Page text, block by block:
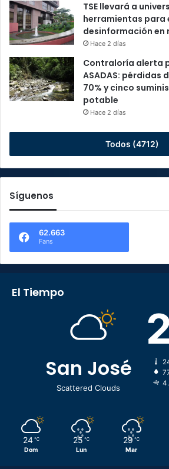
TSE llevará a
herramientas para
desinformación en
Hace 2 días
Contraloría alerta
ASADAS: pérdidas
70% y cinco
potable
Hace 2 días
Todos (4712)
Síguenos
62.663
Fans
El Tiempo
San José
Scattered Clouds
24 ℃
Dom
25 ℃
Lun
29 ℃
Mar